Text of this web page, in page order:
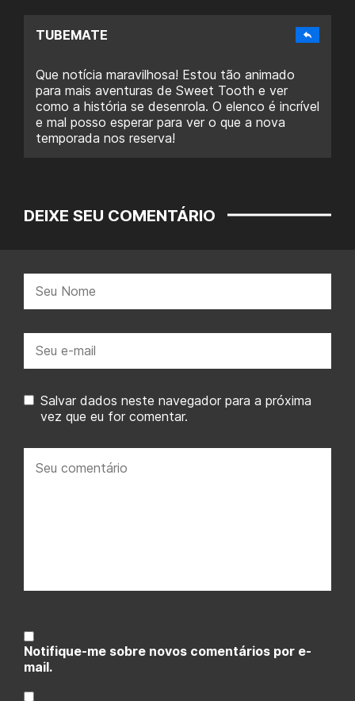
TUBEMATE
Que notícia maravilhosa! Estou tão animado
para mais aventuras de Sweet Tooth e ver
como a história se desenrola. O elenco é incrível
e mal posso esperar para ver o que a nova
temporada nos reserva!
DEIXE SEU COMENTÁRIO
mail:
Salvar dados neste navegador para a próxima
vez que eu for comentar.
comentário:
Notifique-me sobre novos comentários por e-
mail.